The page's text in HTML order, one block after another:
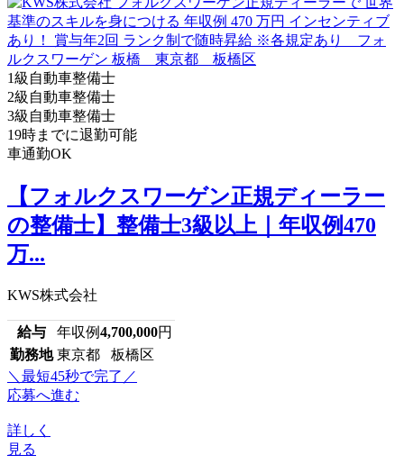
1級自動車整備士
2級自動車整備士
3級自動車整備士
19時までに退勤可能
車通勤OK
【フォルクスワーゲン正規ディーラー
の整備士】整備士3級以上｜年収例470
万...
KWS株式会社
給与 年収例4,700,000円
勤務地 東京都 板橋区
＼最短45秒で完了／
応募へ進む
詳しく
見る